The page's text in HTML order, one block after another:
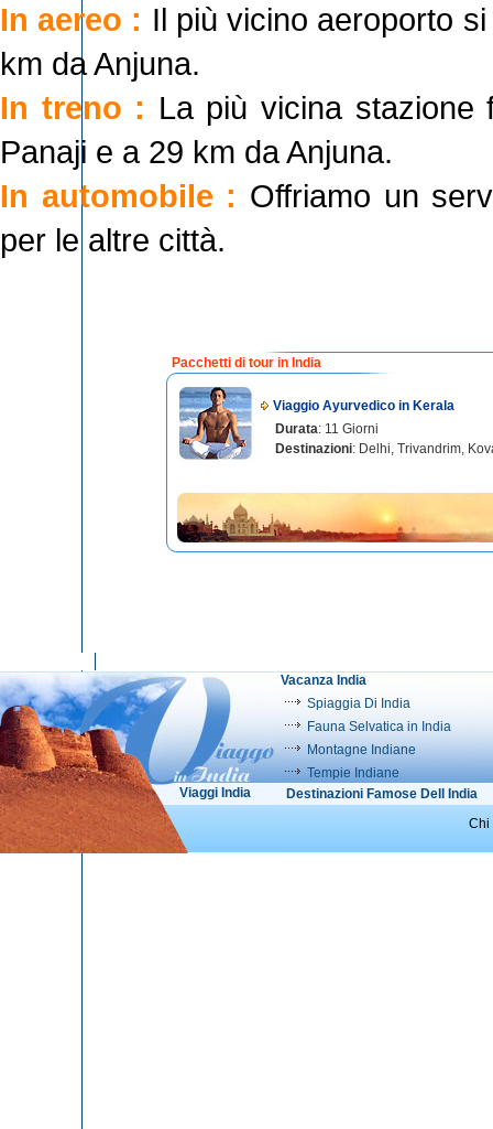
In aereo : Il più vicino aeroporto
km da Anjuna.
In treno : La più vicina
Panaji e a 29 km da Anjuna.
In automobile : Offriamo un
per le altre città.
Pacchetti di tour in India
Viaggio Ayurvedico in Kerala
Durata: 11 Giorni
Destinazioni: Delhi, Trivandrim,
Vacanza India
Spiaggia Di India
Fauna Selvatica in India
Montagne Indiane
Tempie Indiane
Viaggi India
Destinazioni Famose Dell India
Chi